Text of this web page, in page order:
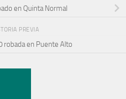
en Quinta Normal
PREVIA
robada en Puente Alto